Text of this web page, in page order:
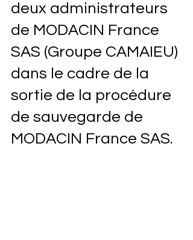
deux administrateurs
de MODACIN France
SAS (Groupe CAMAIEU)
dans le cadre de la
sortie de la procédure
de sauvegarde de
MODACIN France SAS.